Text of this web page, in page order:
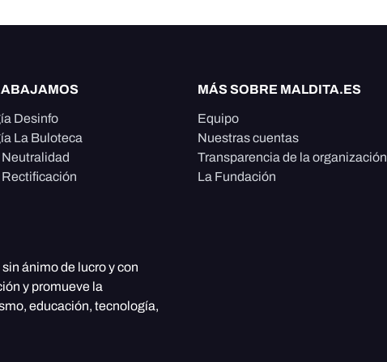
Desinfo
La Buloteca
MÁS SOBRE MALDITA.ES
Equipo
Nuestras cuentas
Transparencia de la organización
La Fundación
sin ánimo de lucro y con
y promueve la
educación, tecnología,